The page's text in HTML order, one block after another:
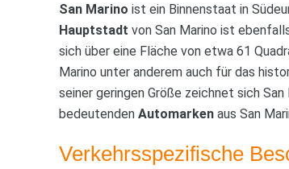
San Marino ist ein Binnenstaat in
Hauptstadt von San Marino ist
sich über eine Fläche von etwa 61
Marino unter anderem auch für das
seiner geringen Größe zeichnet sich
bedeutenden Automarken aus San
Verkehrsspezifische